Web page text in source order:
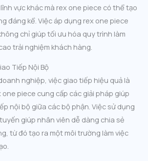
vực khác mà rex one piece có thể tạo
đáng kể. Việc áp dụng rex one piece
chỉ giúp tối ưu hóa quy trình làm
trải nghiệm khách hàng.
Tiếp Nội Bộ
nghiệp, việc giao tiếp hiệu quả là
piece cung cấp các giải pháp giúp
nội bộ giữa các bộ phận. Việc sử dụng
giúp nhân viên dễ dàng chia sẻ
từ đó tạo ra một môi trường làm việc